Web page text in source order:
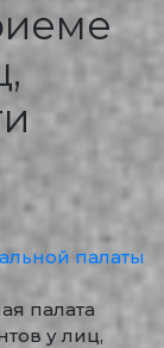
палаты
палата
у лиц,